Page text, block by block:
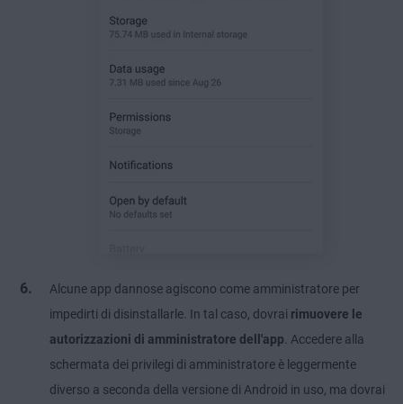
Alcune app dannose agiscono come amministratore per
impedirti di disinstallarle. In tal caso, dovrai rimuovere le
autorizzazioni di amministratore dell'app. Accedere alla
schermata dei privilegi di amministratore è leggermente
diverso a seconda della versione di Android in uso, ma dovrai